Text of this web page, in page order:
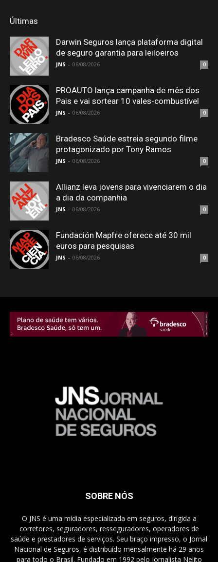
Últimas
Darwin Seguros lança plataforma digital
de seguro garantia para leiloeiros
JNS - 06/08/2026 0
PROAUTO lança campanha de mês dos
Pais e vai sortear 10 vales-combustível
JNS - 06/08/2026 0
Bradesco Saúde estreia segundo filme
protagonizado por Tony Ramos
JNS - 06/08/2026 0
Allianz leva jovens para vivenciarem o dia
a dia da companhia
JNS - 06/08/2026 0
Fundación Mapfre oferece até 30 mil
euros para pesquisas
JNS - 06/08/2026 0
SOBRE NÓS
O JNS é uma mídia especializada em seguros, dirigida a
corretores, seguradores, resseguradores, operadores de
saúde e prestadores de serviços. Seu braço impresso, o Jornal
Nacional de Seguros, é distribuído mensalmente há 29 anos
para todo o Brasil. Fundado em 1992 pelo jornalista Nelito